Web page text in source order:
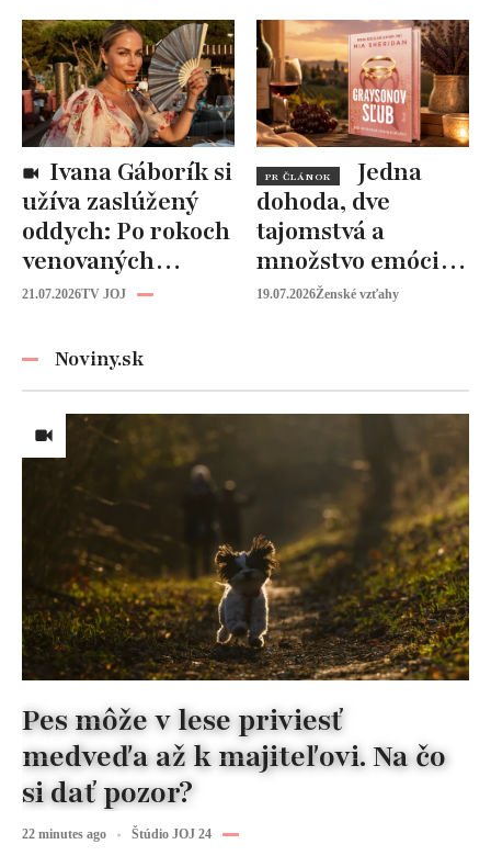
Tajomstvo sa
ukrýva v tejto
ingrediencii
Vizváryová ide
pomáhať ženám
užíva zaslúžený
oddych: Po rokoch
venovaných
rodine prišiel čas
21.07.2026TV JOJ
PR ČLÁNOK
dohoda, dve
tajomstvá a
množstvo emócií.
Mia Sheridan a
19.07.2026Ženské vzťahy
Noviny.sk
Pes môže v lese priviesť
medveďa až k majiteľovi. Na čo
si dať pozor?
22 minutes ago Štúdio JOJ 24